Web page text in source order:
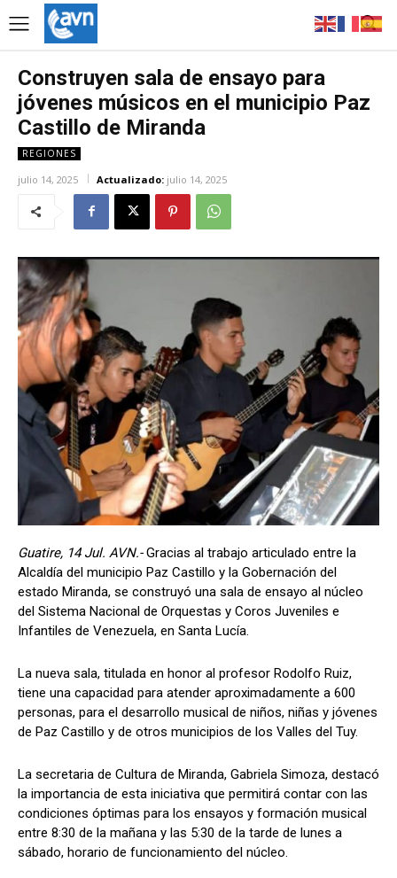
Construyen sala de ensayo para
jóvenes músicos en el municipio Paz
Castillo de Miranda
REGIONES
julio 14, 2025 Actualizado: julio 14, 2025
Guatire, 14 Jul. AVN.-Gracias al trabajo articulado entre la
Alcaldía del municipio Paz Castillo y la Gobernación del
estado Miranda, se construyó una sala de ensayo al núcleo
del Sistema Nacional de Orquestas y Coros Juveniles e
Infantiles de Venezuela, en Santa Lucía.
La nueva sala, titulada en honor al profesor Rodolfo Ruiz,
tiene una capacidad para atender aproximadamente a 600
personas, para el desarrollo musical de niños, niñas y jóvenes
de Paz Castillo y de otros municipios de los Valles del Tuy.
La secretaria de Cultura de Miranda, Gabriela Simoza, destacó
la importancia de esta iniciativa que permitirá contar con las
condiciones óptimas para los ensayos y formación musical
entre 8:30 de la mañana y las 5:30 de la tarde de lunes a
sábado, horario de funcionamiento del núcleo.